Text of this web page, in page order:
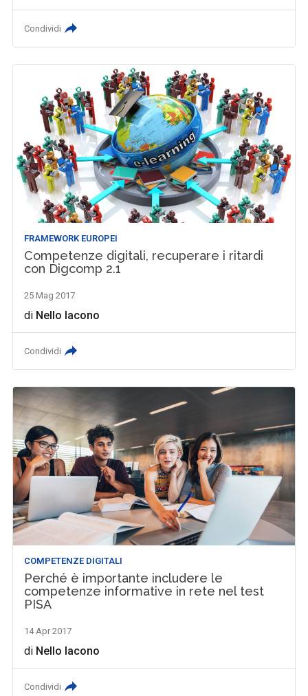
Condividi
FRAMEWORK EUROPEI
Competenze digitali, recuperare i ritardi
con Digcomp 2.1
25 Mag 2017
di Nello Iacono
Condividi
COMPETENZE DIGITALI
Perché è importante includere le
competenze informative in rete nel test
PISA
14 Apr 2017
di Nello Iacono
Condividi